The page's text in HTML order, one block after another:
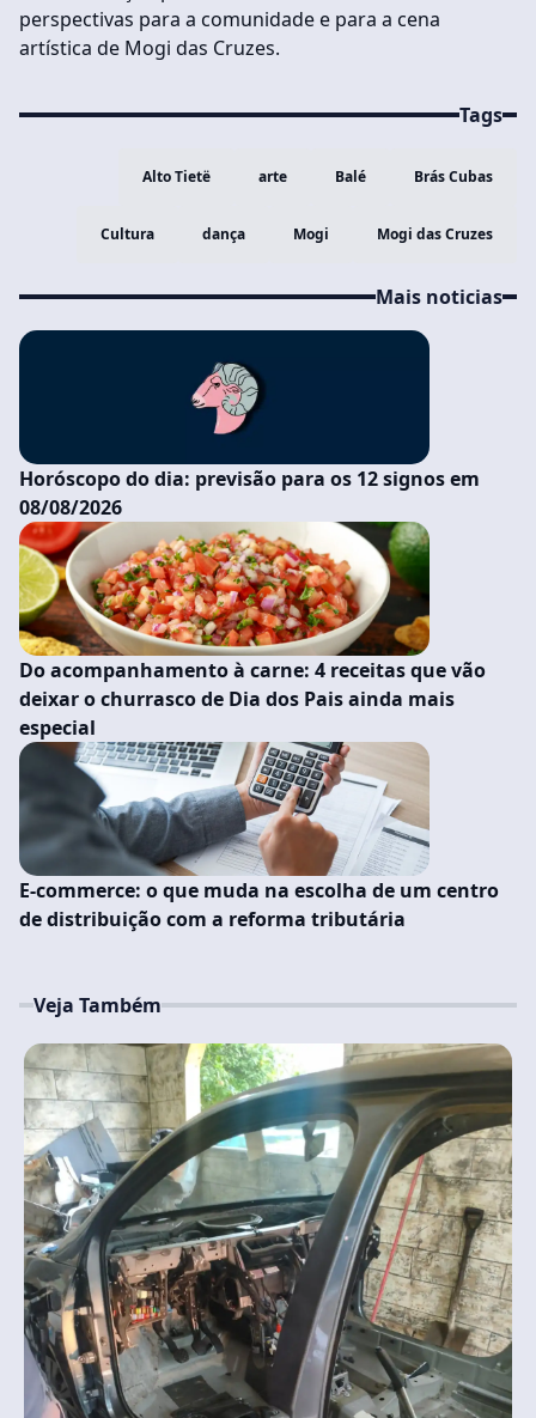
perspectivas para a comunidade e para a cena
artística de Mogi das Cruzes.
Tags
Alto Tietë arte Balé Brás Cubas
Cultura dança Mogi Mogi das Cruzes
Mais noticias
Horóscopo do dia: previsão para os 12 signos em
08/08/2026
Do acompanhamento à carne: 4 receitas que vão
deixar o churrasco de Dia dos Pais ainda mais
especial
E-commerce: o que muda na escolha de um centro
de distribuição com a reforma tributária
Veja Também